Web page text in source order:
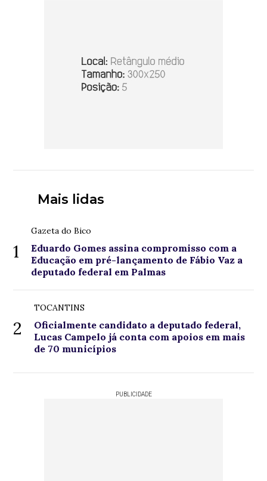
Mais lidas
1
Gazeta do Bico
Eduardo Gomes assina compromisso com a
Educação em pré-lançamento de Fábio Vaz a
deputado federal em Palmas
2
TOCANTINS
Oficialmente candidato a deputado federal,
Lucas Campelo já conta com apoios em mais
de 70 municípios
PUBLICIDADE